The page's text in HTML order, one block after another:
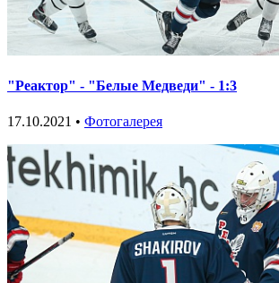
"Реактор" - "Белые Медведи" - 1:3
17.10.2021 • Фотогалерея